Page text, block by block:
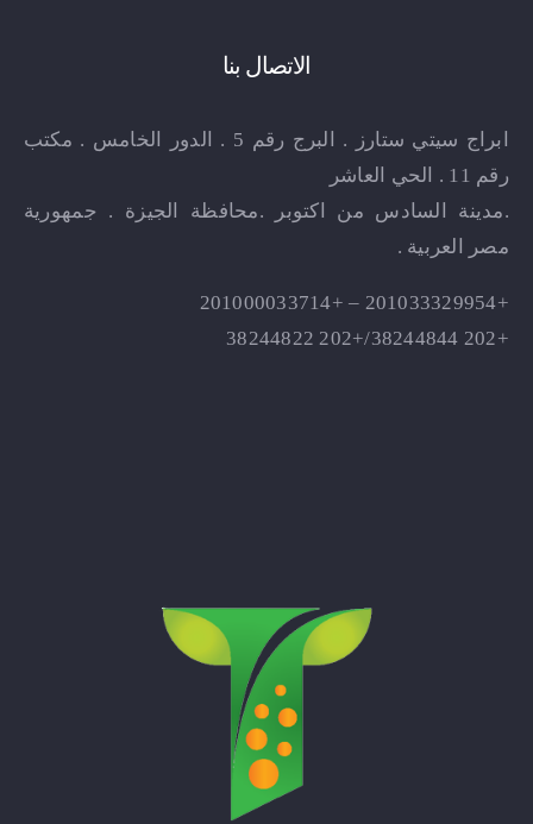
الاتصال بنا
ابراج سيتي ستارز . البرج رقم 5 . الدور الخامس . مكتب
رقم 11 . الحي العاشر
.مدينة السادس من اكتوبر .محافظة الجيزة . جمهورية
مصر العربية .
+201033329954 – +201000033714
+202 38244844/+202 38244822